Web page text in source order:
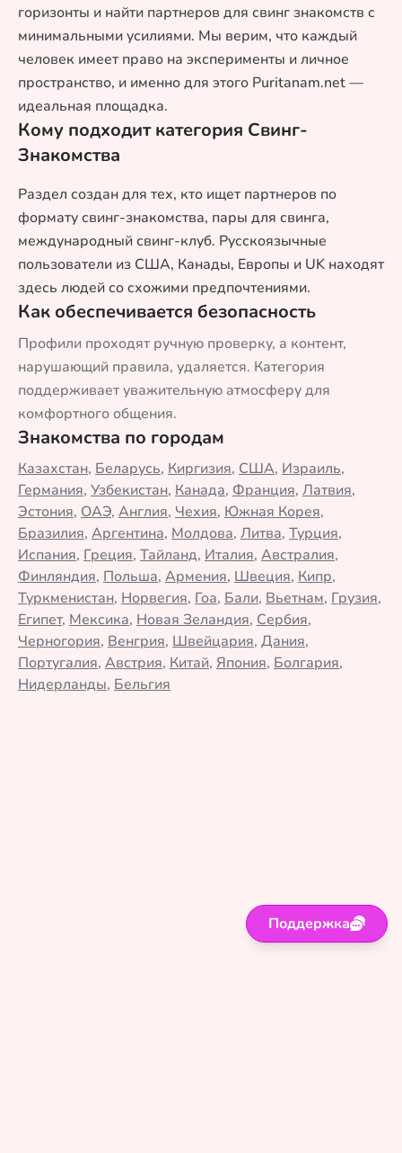
горизонты и найти партнеров для свинг знакомств с
минимальными усилиями. Мы верим, что каждый
человек имеет право на эксперименты и личное
пространство, и именно для этого Puritanam.net —
идеальная площадка.
Кому подходит категория Свинг-
Знакомства
Раздел создан для тех, кто ищет партнеров по
формату свинг-знакомства, пары для свинга,
международный свинг-клуб. Русскоязычные
пользователи из США, Канады, Европы и UK находят
здесь людей со схожими предпочтениями.
Как обеспечивается безопасность
Профили проходят ручную проверку, а контент,
нарушающий правила, удаляется. Категория
поддерживает уважительную атмосферу для
комфортного общения.
Знакомства по городам
Казахстан, Беларусь, Киргизия, США, Израиль,
Германия, Узбекистан, Канада, Франция, Латвия,
Эстония, ОАЭ, Англия, Чехия, Южная Корея,
Бразилия, Аргентина, Молдова, Литва, Турция,
Испания, Греция, Тайланд, Италия, Австралия,
Финляндия, Польша, Армения, Швеция, Кипр,
Туркменистан, Норвегия, Гоа, Бали, Вьетнам, Грузия,
Египет, Мексика, Новая Зеландия, Сербия,
Черногория, Венгрия, Швейцария, Дания,
Португалия, Австрия, Китай, Япония, Болгария,
Нидерланды, Бельгия
Поддержка